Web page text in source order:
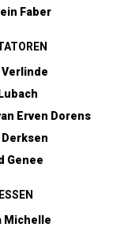
Faber
Erven Dorens
Genee
Michelle